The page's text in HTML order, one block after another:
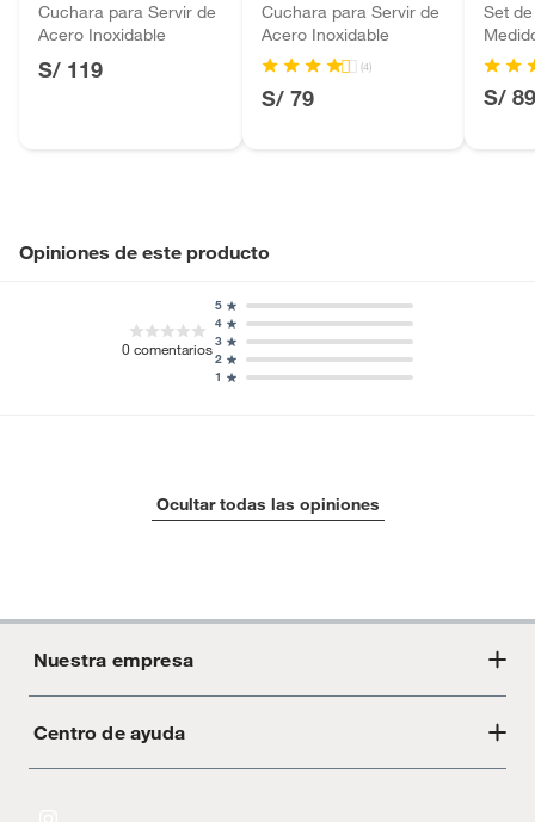
Cuchara para Servir de
Acero Inoxidable
S/ 119
Cuchara para Servir de
Acero Inoxidable
(4)
S/ 79
Set
S/
Opiniones de este producto
0comentarios
1
2
3
4
5
Ocultar todas las opiniones
Nuestra empresa
Acerca de Crate
Centro de ayuda